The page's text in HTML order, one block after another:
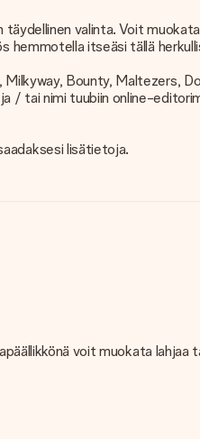
valinta. Voit
itseäsi tällä
Milkyway, Bounty,
/ tai nimi tuubiin online-
lisätietoja.
voit muokata